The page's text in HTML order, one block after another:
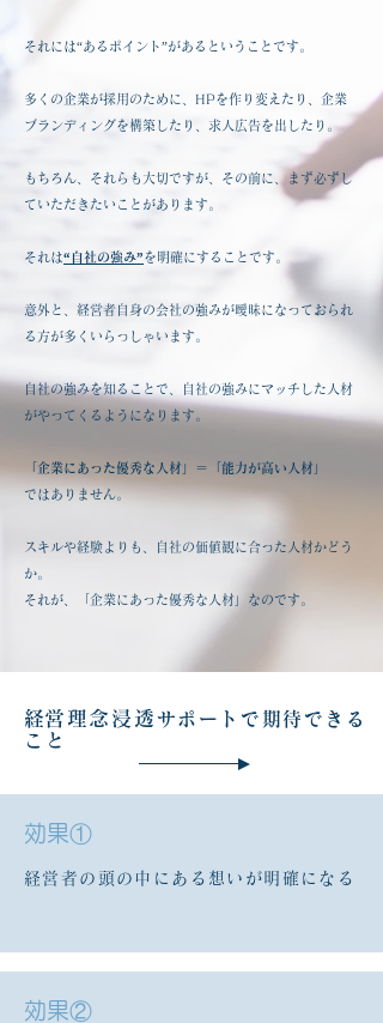
それには“あるポイント”があるということです。
多くの企業が採用のために、HPを作り変えたり、企業
ブランディングを構築したり、求人広告を出したり。
もちろん、それらも大切ですが、その前に、まず必ずし
ていただきたいことがあります。
それは“自社の強み”を明確にすることです。
意外と、経営者自身の会社の強みが曖昧になっておられ
る方が多くいらっしゃいます。
自社の強みを知ることで、自社の強みにマッチした人材
がやってくるようになります。
「企業にあった優秀な人材」＝「能力が高い人材」
ではありません。
スキルや経験よりも、自社の価値観に合った人材かどう
か。
それが、「企業にあった優秀な人材」なのです。
​効果①
経営者の頭の中にある想いが明確になる
​効果②
​経営理念浸透サポートで期待できる
こと